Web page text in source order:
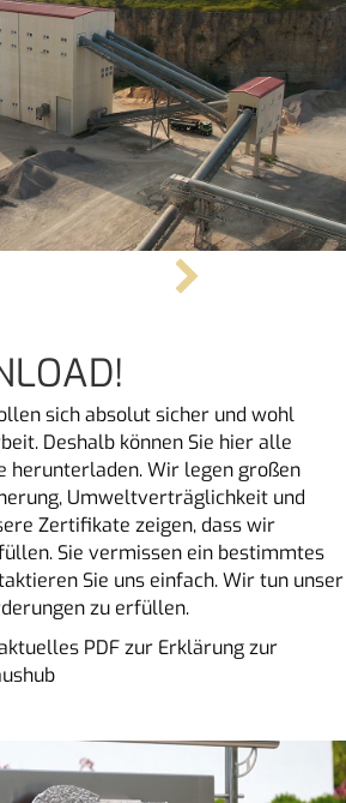
sich absolut sicher und wohl
Deshalb können Sie hier alle
herunterladen. Wir legen großen
Umweltverträglichkeit und
Zertifikate zeigen, dass wir
Sie vermissen ein bestimmtes
Sie uns einfach. Wir tun unser
zu erfüllen.
PDF zur Erklärung zur